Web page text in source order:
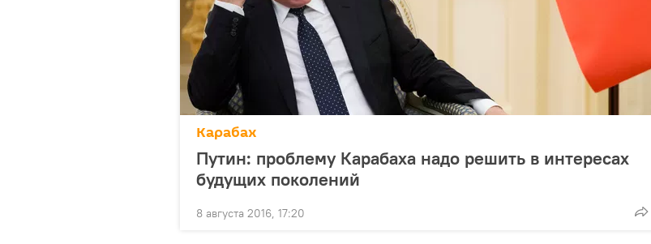
Карабах
Путин: проблему Карабаха надо решить в интересах
будущих поколений
8 августа 2016, 17:20